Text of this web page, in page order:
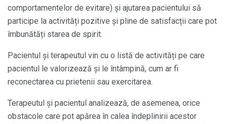
comportamentelor de evitare) și ajutarea pacientului să
participe la activități pozitive și pline de satisfacții care pot
îmbunătăți starea de spirit.
Pacientul și terapeutul vin cu o listă de activități pe care
pacientul le valorizează și le întâmpină, cum ar fi
reconectarea cu prietenii sau exercitarea.
Terapeutul și pacientul analizează, de asemenea, orice
obstacole care pot apărea în calea îndeplinirii acestor